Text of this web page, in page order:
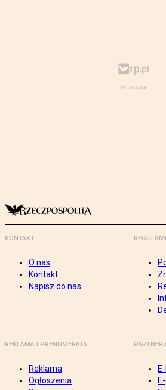
KONTAKT
O nas
Kontakt
Napisz do nas
REKLAMA I PRENUMERATA
Reklama
Ogłoszenia